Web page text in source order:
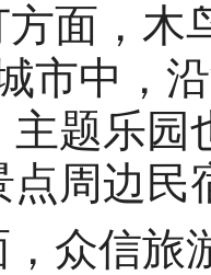
面，木
市中，
题乐园
点周边民
众信旅